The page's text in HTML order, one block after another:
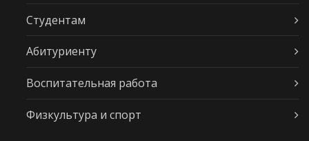
Студентам
Абитуриенту
Воспитательная работа
Физкультура и спорт